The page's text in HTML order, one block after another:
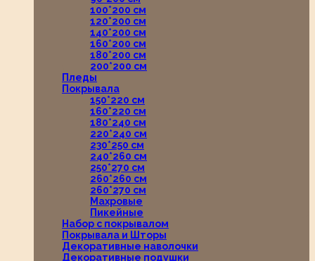
100*200 см
120*200 см
140*200 см
160*200 см
180*200 см
200*200 см
Пледы
Покрывала
150*220 см
160*220 см
180*240 см
220*240 см
230*250 см
240*260 см
250*270 см
260*260 см
260*270 см
Махровые
Пикейные
Набор с покрывалом
Покрывала и Шторы
Декоративные наволочки
Декоративные подушки